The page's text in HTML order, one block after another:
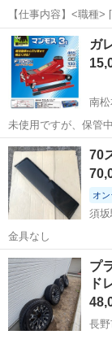
【仕事内容】<職種
力、タイピング(PC
イト・パート <給与
OK!/ ご紹介...
アルバイト・パート
ガ
南
未使用ですが、保管
長野 松本市
70
オ
須坂
金具なし
長野 上高井郡
プ
ド
長